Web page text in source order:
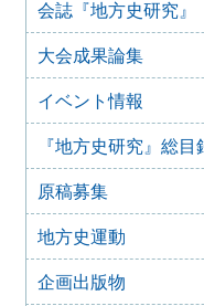
2024年度第6回研究例
2025年5月12日
2024年度第5回研究例
2025年2月27日
2025年1月21日
2024年度第3回研究例
23日）
2024年度第２回研究例
2024年10月10日
2024年度第1回研究例
会誌『地方史研究』
大会成果論集
イベント情報
『地方史研究』総目
原稿募集
地方史運動
企画出版物